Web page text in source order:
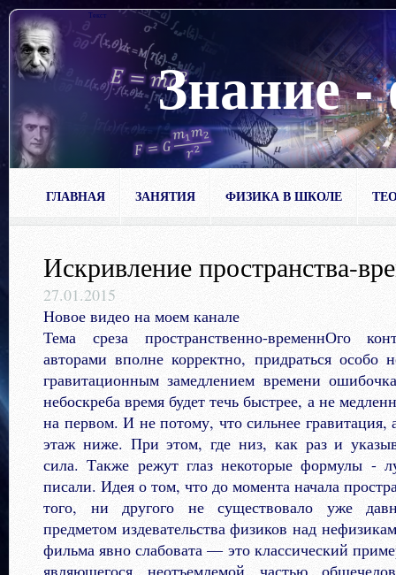
Знание
Текст
ГЛАВНАЯ ЗАНЯТИЯ ФИЗИКА В ШКОЛЕ
Искривление пространства-
27.01.2015
Новое видео на моем канале
Тема среза пространственно-временнОго
авторами вполне корректно, придраться
гравитационным замедлением времени
небоскреба время будет течь быстрее, а не
на первом. И не потому, что сильнее
этаж ниже. При этом, где низ, как раз и
сила. Также режут глаз некоторые формулы -
писали. Идея о том, что до момента начала
того, ни другого не существовало уже
предметом издевательства физиков над
фильма явно слабовата — это классический
являющегося неотъемлемой частью